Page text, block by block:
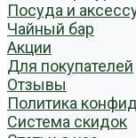
Посуда и
Чайный бар
Акции
Для покупателей
Отзывы
Политика
Система скидок